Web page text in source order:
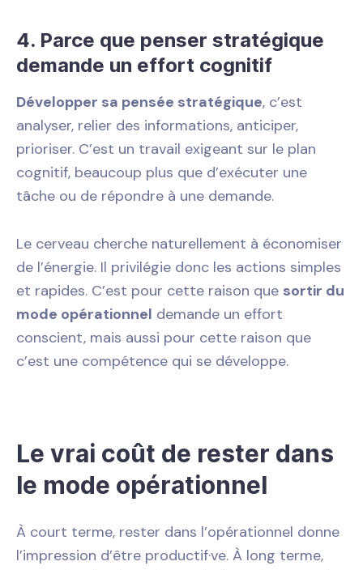
4. Parce que penser stratégique
demande un effort cognitif
Développer sa pensée stratégique, c’est
analyser, relier des informations, anticiper,
prioriser. C’est un travail exigeant sur le plan
cognitif, beaucoup plus que d’exécuter une
tâche ou de répondre à une demande.
Le cerveau cherche naturellement à économiser
de l’énergie. Il privilégie donc les actions simples
et rapides. C’est pour cette raison que sortir du
mode opérationnel demande un effort
conscient, mais aussi pour cette raison que
c’est une compétence qui se développe.
Le vrai coût de rester dans
le mode opérationnel
À court terme, rester dans l’opérationnel donne
l’impression d’être productif·ve. À long terme,